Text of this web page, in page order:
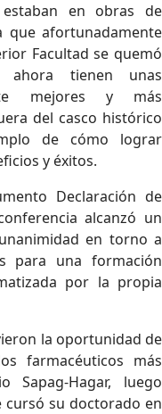
estaban en obras de
que afortunadamente
Facultad se quemó
ahora tienen unas
mejores y más
del casco histórico
de cómo lograr
y éxitos.
Declaración de
alcanzó un
en torno a
para una formación
por la propia
la oportunidad de
farmacéuticos más
Hagar, luego
su doctorado en